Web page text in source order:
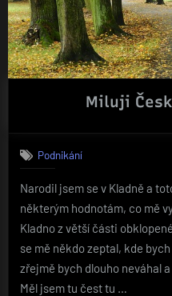
Miluji
Podnikání
Narodil jsem se v Kladně a
některým hodnotám, co mě
Kladno z větší části
se mě někdo zeptal, kde
zřejmě bych dlouho neváhal
Měl jsem tu čest tu …